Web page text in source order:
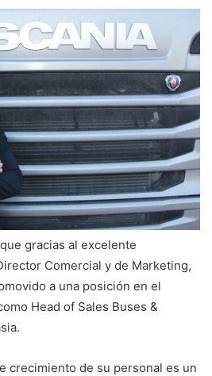
gracias al excelente
Comercial y de Marketing,
a una posición en el
Head of Sales Buses &
crecimiento de su personal es un